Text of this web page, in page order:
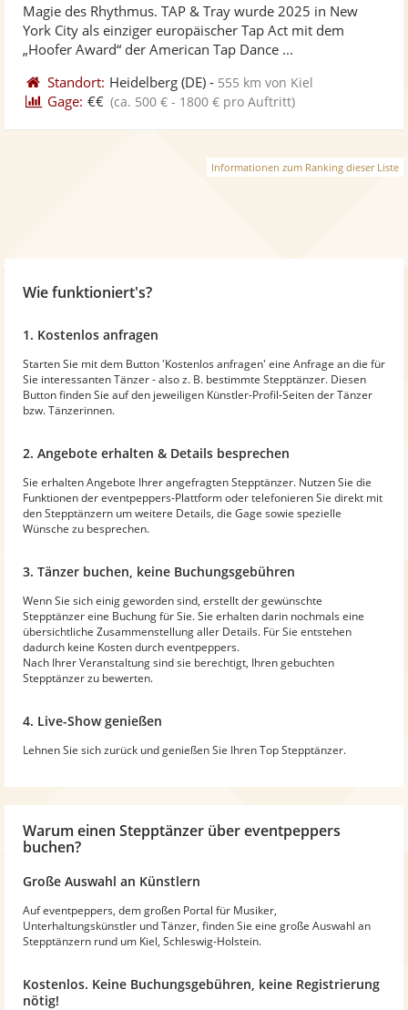
Magie des Rhythmus. TAP & Tray wurde 2025 in New
York City als einziger europäischer Tap Act mit dem
„Hoofer Award“ der American Tap Dance ...
Standort: Heidelberg (DE) - 555 km von Kiel
Gage: €€ (ca. 500 € - 1800 € pro Auftritt)
Informationen zum Ranking dieser Liste
Wie funktioniert's?
1. Kostenlos anfragen
Starten Sie mit dem Button 'Kostenlos anfragen' eine Anfrage an die für
Sie interessanten Tänzer - also z. B. bestimmte Stepptänzer. Diesen
Button finden Sie auf den jeweiligen Künstler-Profil-Seiten der Tänzer
bzw. Tänzerinnen.
2. Angebote erhalten & Details besprechen
Sie erhalten Angebote Ihrer angefragten Stepptänzer. Nutzen Sie die
Funktionen der eventpeppers-Plattform oder telefonieren Sie direkt mit
den Stepptänzern um weitere Details, die Gage sowie spezielle
Wünsche zu besprechen.
3. Tänzer buchen, keine Buchungsgebühren
Wenn Sie sich einig geworden sind, erstellt der gewünschte
Stepptänzer eine Buchung für Sie. Sie erhalten darin nochmals eine
übersichtliche Zusammenstellung aller Details. Für Sie entstehen
dadurch keine Kosten durch eventpeppers.
Nach Ihrer Veranstaltung sind sie berechtigt, Ihren gebuchten
Stepptänzer zu bewerten.
4. Live-Show genießen
Lehnen Sie sich zurück und genießen Sie Ihren Top Stepptänzer.
Warum einen Stepptänzer über eventpeppers
buchen?
Große Auswahl an Künstlern
Auf eventpeppers, dem großen Portal für Musiker,
Unterhaltungskünstler und Tänzer, finden Sie eine große Auswahl an
Stepptänzern rund um Kiel, Schleswig-Holstein.
Kostenlos. Keine Buchungsgebühren, keine Registrierung
nötig!